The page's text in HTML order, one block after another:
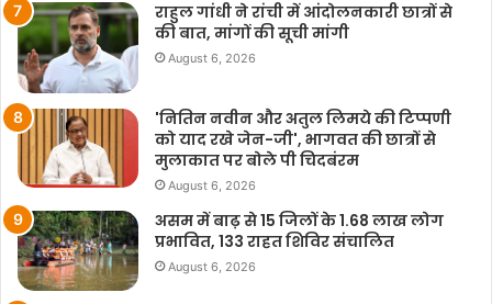
राहुल गांधी ने रांची में आंदोलनकारी छात्रों से
की बात, मांगों की सूची मांगी
August 6, 2026
'नितिन नवीन और अतुल लिमये की टिप्पणी
को याद रखे जेन-जी', भागवत की छात्रों से
मुलाकात पर बोले पी चिदबंरम
August 6, 2026
असम में बाढ़ से 15 जिलों के 1.68 लाख लोग
प्रभावित, 133 राहत शिविर संचालित
August 6, 2026